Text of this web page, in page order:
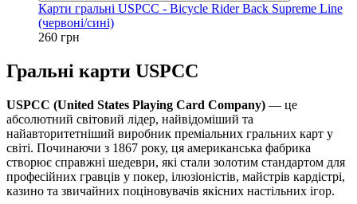
Карти гральні USPCC - Bicycle Rider Back Supreme Line
(червоні/сині)
260 грн
Гральні карти USPCC
USPCC (United States Playing Card Company) — це
абсолютний світовий лідер, найвідоміший та
найавторитетніший виробник преміальних гральних карт у
світі. Починаючи з 1867 року, ця американська фабрика
створює справжні шедеври, які стали золотим стандартом для
професійних гравців у покер, ілюзіоністів, майстрів кардістрі,
казино та звичайних поціновувачів якісних настільних ігор.